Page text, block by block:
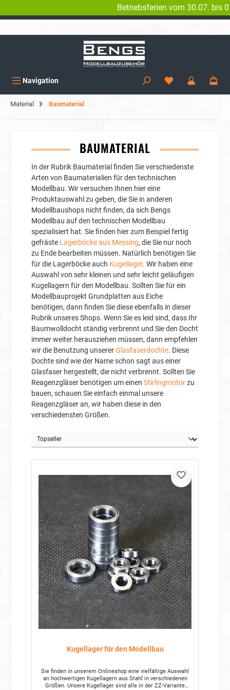
KOSTENLOSER VERSAND AB 150€
Betriebsferien vom 30.07. bis
Navigation
Material Baumaterial
BAUMATERIAL
In der Rubrik Baumaterial finden Sie verschiedenste
Arten von Baumaterialien für den technischen
Modellbau. Wir versuchen Ihnen hier eine
Produktauswahl zu geben, die Sie in anderen
Modellbaushops nicht finden, da sich Bengs
Modellbau auf den technischen Modellbau
spezialisiert hat. Sie finden hier zum Beispiel fertig
gefräste Lagerböcke aus Messing, die Sie nur noch
zu Ende bearbeiten müssen. Natürlich benötigen Sie
für die Lagerböcke auch Kugellager. Wir haben eine
Auswahl von sehr kleinen und sehr leicht geläufigen
Kugellagern für den Modellbau. Sollten Sie für ein
Modellbauprojekt Grundplatten aus Eiche
benötigen, dann finden Sie diese ebenfalls in dieser
Rubrik unseres Shops. Wenn Sie es leid sind, dass Ihr
Baumwolldocht ständig verbrennt und Sie den Docht
immer weiter herausziehen müssen, dann empfehlen
wir die Benutzung unsererGlasfaserdochte. Diese
Dochte sind wie der Name schon sagt aus einer
Glasfaser hergestellt, die nicht verbrennt. Sollten Sie
Reagenzgläser benötigen um einen Stirlingmotorzu
bauen, schauen Sie einfach einmal unsere
Reagenzgläser an, wir haben diese in den
verschiedensten Größen.
Kugellager für den Modellbau
Sie finden in unserem Onlineshop eine vielfältige Auswahl
an hochwertigen Kugellagern aus Stahl in verschiedenen
Größen. Unsere Kugellager sind alle in der ZZ-Variante